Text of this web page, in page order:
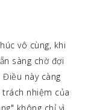
vô cùng, khi
sàng chờ đợi
này càng
trách nhiệm của